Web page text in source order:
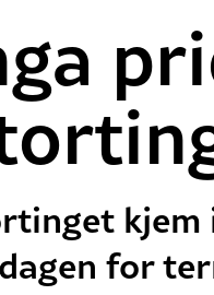
kjem
for